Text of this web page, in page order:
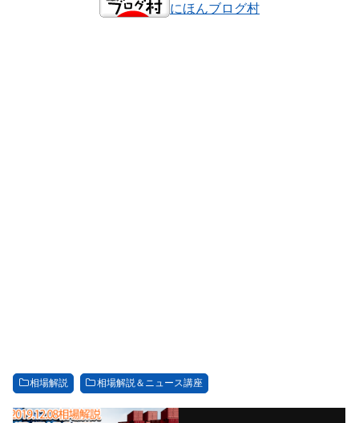
にほんブログ村
相場解説 相場解説＆ニュース講座